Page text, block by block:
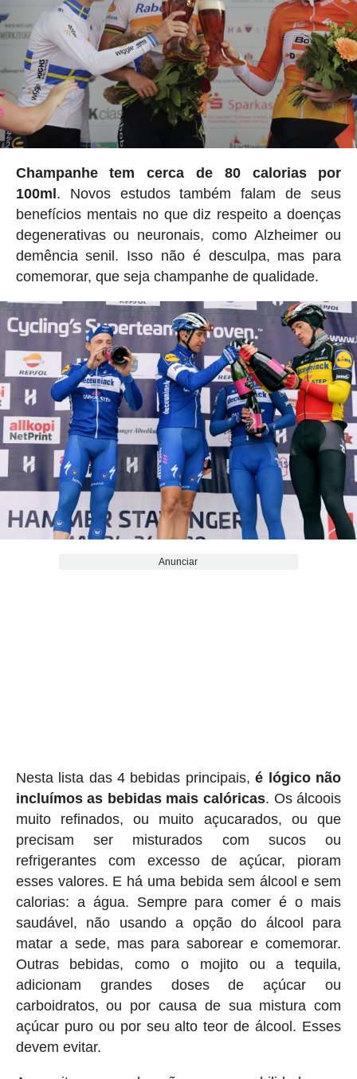
Champanhe tem cerca de 80 calorias por
100ml. Novos estudos também falam de seus
benefícios mentais no que diz respeito a doenças
degenerativas ou neuronais, como Alzheimer ou
demência senil. Isso não é desculpa, mas para
comemorar, que seja champanhe de qualidade.
Anunciar
Nesta lista das 4 bebidas principais,é lógico não
incluímos as bebidas mais calóricas. Os álcoois
muito refinados, ou muito açucarados, ou que
precisam ser misturados com sucos ou
refrigerantes com excesso de açúcar, pioram
esses valores. E há uma bebida sem álcool e sem
calorias: a água. Sempre para comer é o mais
saudável, não usando a opção do álcool para
matar a sede, mas para saborear e comemorar.
Outras bebidas, como o mojito ou a tequila,
adicionam grandes doses de açúcar ou
carboidratos, ou por causa de sua mistura com
açúcar puro ou por seu alto teor de álcool. Esses
devem evitar.